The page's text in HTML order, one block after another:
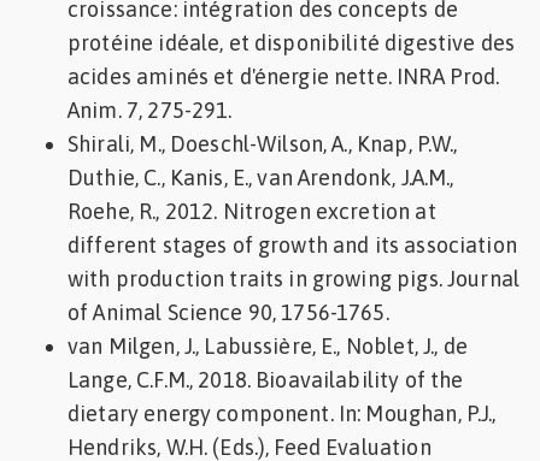
croissance: intégration des concepts de
protéine idéale, et disponibilité digestive des
acides aminés et d'énergie nette. INRA Prod.
Anim. 7, 275-291.
Shirali, M., Doeschl-Wilson, A., Knap, P.W.,
Duthie, C., Kanis, E., van Arendonk, J.A.M.,
Roehe, R., 2012. Nitrogen excretion at
different stages of growth and its association
with production traits in growing pigs. Journal
of Animal Science 90, 1756-1765.
van Milgen, J., Labussière, E., Noblet, J., de
Lange, C.F.M., 2018. Bioavailability of the
dietary energy component. In: Moughan, P.J.,
Hendriks, W.H. (Eds.), Feed Evaluation